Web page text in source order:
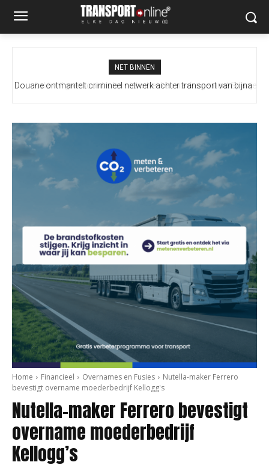
NET BINNEN
Douane ontmantelt crimineel netwerk achter transport van bijna
Italië wil grenscontroles niet intrekken na dreigement Spanje
Home Financieel Overnames en Fusies
Nutella-maker Ferrero
bevestigt overname moederbedrijf Kellogg's
Nutella-maker Ferrero bevestigt
overname moederbedrijf
Kellogg’s